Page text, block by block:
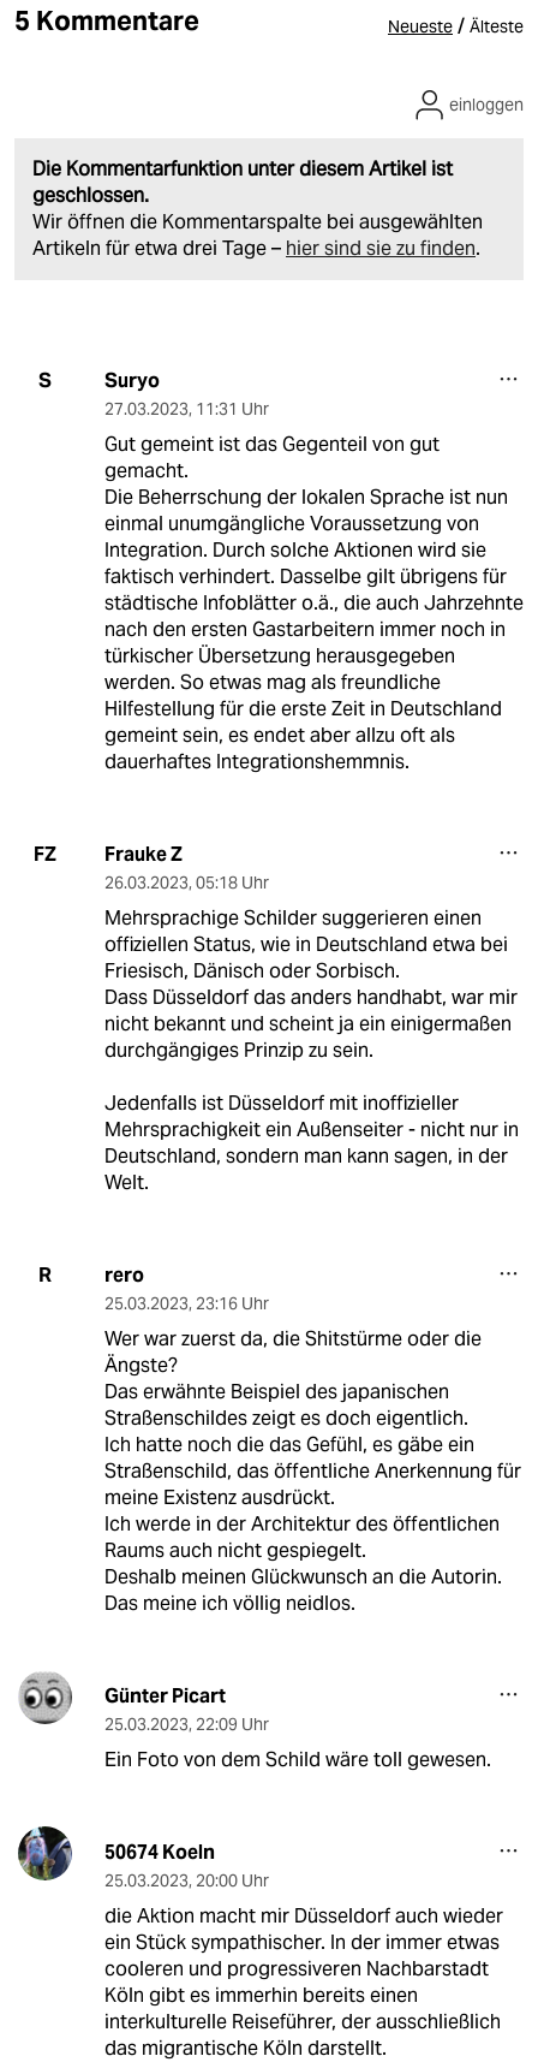
5 Kommentare Neueste / Älteste
Die Kommentarfunktion unter diesem Artikel ist
geschlossen.
Wir öffnen die Kommentarspalte bei ausgewählten
Artikeln für etwa drei Tage – hier sind sie zu finden.
einloggen
S Suryo
27.03.2023, 11:31 Uhr
Gut gemeint ist das Gegenteil von gut
gemacht.
Die Beherrschung der lokalen Sprache ist nun
einmal unumgängliche Voraussetzung von
Integration. Durch solche Aktionen wird sie
faktisch verhindert. Dasselbe gilt übrigens für
städtische Infoblätter o.ä., die auch Jahrzehnte
nach den ersten Gastarbeitern immer noch in
türkischer Übersetzung herausgegeben
werden. So etwas mag als freundliche
Hilfestellung für die erste Zeit in Deutschland
gemeint sein, es endet aber allzu oft als
dauerhaftes Integrationshemmnis.
FZ Frauke Z
26.03.2023, 05:18 Uhr
Mehrsprachige Schilder suggerieren einen
offiziellen Status, wie in Deutschland etwa bei
Friesisch, Dänisch oder Sorbisch.
Dass Düsseldorf das anders handhabt, war mir
nicht bekannt und scheint ja ein einigermaßen
durchgängiges Prinzip zu sein.
Jedenfalls ist Düsseldorf mit inoffizieller
Mehrsprachigkeit ein Außenseiter - nicht nur in
Deutschland, sondern man kann sagen, in der
Welt.
R rero
25.03.2023, 23:16 Uhr
Wer war zuerst da, die Shitstürme oder die
Ängste?
Das erwähnte Beispiel des japanischen
Straßenschildes zeigt es doch eigentlich.
Ich hatte noch die das Gefühl, es gäbe ein
Straßenschild, das öffentliche Anerkennung für
meine Existenz ausdrückt.
Ich werde in der Architektur des öffentlichen
Raums auch nicht gespiegelt.
Deshalb meinen Glückwunsch an die Autorin.
Das meine ich völlig neidlos.
Günter Picart
25.03.2023, 22:09 Uhr
Ein Foto von dem Schild wäre toll gewesen.
50674 Koeln
25.03.2023, 20:00 Uhr
die Aktion macht mir Düsseldorf auch wieder
ein Stück sympathischer. In der immer etwas
cooleren und progressiveren Nachbarstadt
Köln gibt es immerhin bereits einen
interkulturelle Reiseführer, der ausschließlich
das migrantische Köln darstellt.